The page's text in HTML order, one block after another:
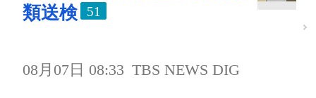
類送検
51
08月07日 08:33 TBS NEWS DIG